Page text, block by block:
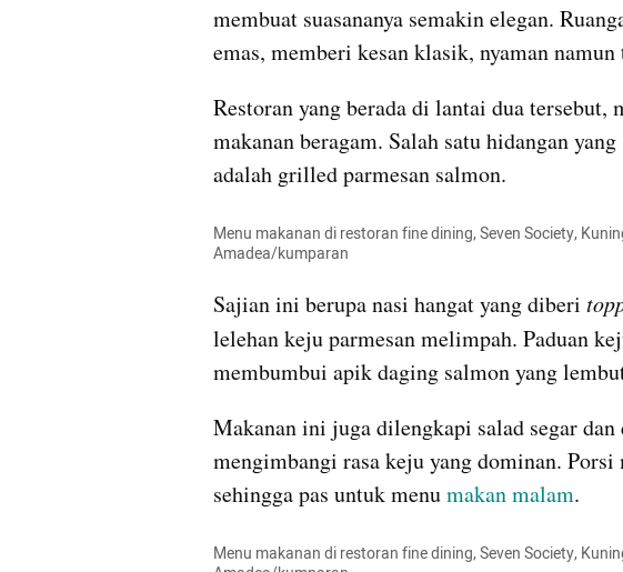
membuat suasananya semakin elegan.
emas, memberi kesan klasik, nyaman namun
Restoran yang berada di lantai dua
makanan beragam. Salah satu hidangan
adalah grilled parmesan salmon.
Menu makanan di restoran fine dining, Seven Society,
Amadea/kumparan
Sajian ini berupa nasi hangat yang diberi
lelehan keju parmesan melimpah. Paduan
membumbui apik daging salmon yang
Makanan ini juga dilengkapi salad segar dan
mengimbangi rasa keju yang dominan.
sehingga pas untuk menu makan malam.
Menu makanan di restoran fine dining, Seven Society,